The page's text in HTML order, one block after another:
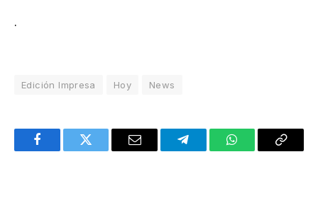
.
Edición Impresa Hoy News
FacebookTwitter Email TelegramWhatsAppCopy